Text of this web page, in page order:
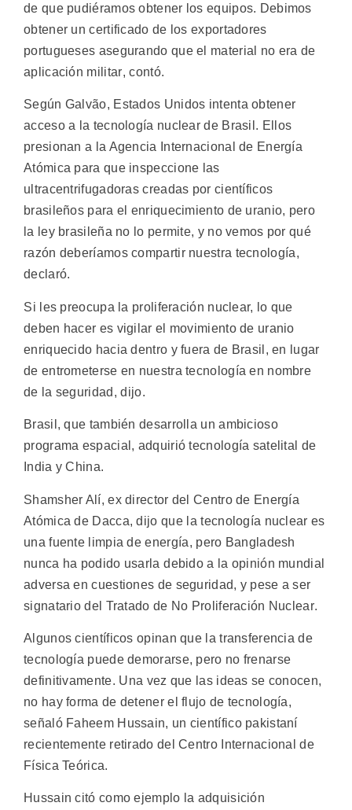
de que pudiéramos obtener los equipos. Debimos
obtener un certificado de los exportadores
portugueses asegurando que el material no era de
aplicación militar, contó.
Según Galvão, Estados Unidos intenta obtener
acceso a la tecnología nuclear de Brasil. Ellos
presionan a la Agencia Internacional de Energía
Atómica para que inspeccione las
ultracentrifugadoras creadas por científicos
brasileños para el enriquecimiento de uranio, pero
la ley brasileña no lo permite, y no vemos por qué
razón deberíamos compartir nuestra tecnología,
declaró.
Si les preocupa la proliferación nuclear, lo que
deben hacer es vigilar el movimiento de uranio
enriquecido hacia dentro y fuera de Brasil, en lugar
de entrometerse en nuestra tecnología en nombre
de la seguridad, dijo.
Brasil, que también desarrolla un ambicioso
programa espacial, adquirió tecnología satelital de
India y China.
Shamsher Alí, ex director del Centro de Energía
Atómica de Dacca, dijo que la tecnología nuclear es
una fuente limpia de energía, pero Bangladesh
nunca ha podido usarla debido a la opinión mundial
adversa en cuestiones de seguridad, y pese a ser
signatario del Tratado de No Proliferación Nuclear.
Algunos científicos opinan que la transferencia de
tecnología puede demorarse, pero no frenarse
definitivamente. Una vez que las ideas se conocen,
no hay forma de detener el flujo de tecnología,
señaló Faheem Hussain, un científico pakistaní
recientemente retirado del Centro Internacional de
Física Teórica.
Hussain citó como ejemplo la adquisición